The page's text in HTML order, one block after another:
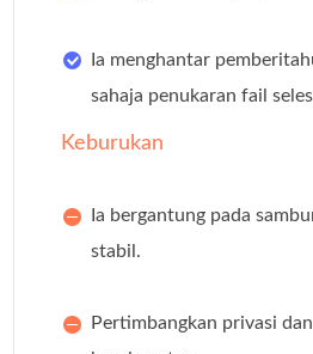
Ia menghantar
sahaja penukaran fail
Keburukan
Ia bergantung pada
stabil.
Pertimbangkan privasi